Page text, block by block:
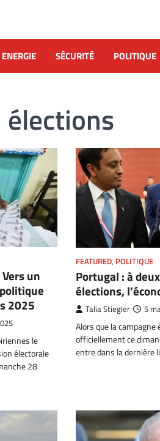
ENERGIE SÉCURITÉ POLITIQUE
élections
un
2025
le
électorale
28
FEATURED, POLITIQUE
Portugal : à
élections,
Talia Stiegler 5
Alors que la campagne
officiellement ce
entre dans la dernière